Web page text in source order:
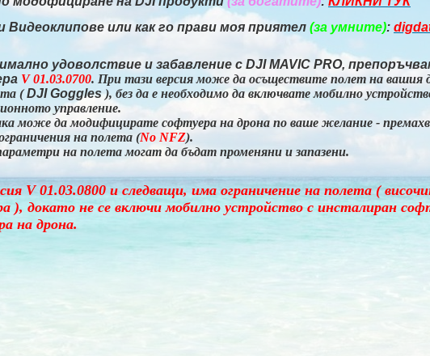
Видеоклипове или как го прави моя приятел (за умните):
удоволствие и забавление с DJI MAVIC PRO,
V 01.03.0700. При тази версия може да осъществите полет на вашия
(DJI Goggles), без да е необходимо да включвате мобилно
управление.
може да модифицирате софтуера на дрона по ваше желание -
на полета (No NFZ).
на полета могат да бъдат променяни и запазени.
V 01.03.0800 и следващи, има ограничение на полета (
), докато не се включи мобилно устройство с инсталиран
на дрона.